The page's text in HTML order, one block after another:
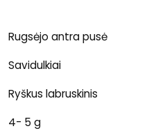
Rugsėjo antra pusė
Savidulkiai
Ryškus labruskinis
4- 5 g